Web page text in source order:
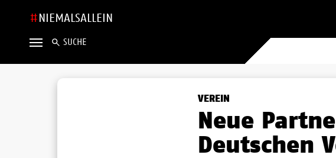
NIEMALSALLEIN
SUCHE
VEREIN
Neue
Deutschen